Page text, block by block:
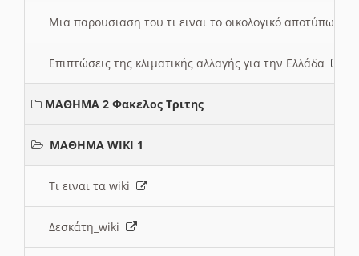
Μια παρουσιαση του τι ειναι το οικολογικό αποτύπωμα
Επιπτώσεις της κλιματικής αλλαγής για την Ελλάδα
ΜΑΘΗΜΑ 2 Φακελος Τριτης
ΜΑΘΗΜΑ WIKI 1
Τι ειναι τα wiki
Δεσκάτη_wiki